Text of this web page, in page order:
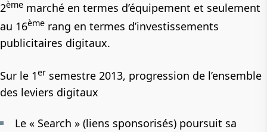
2ème marché en termes d’équipement et seulement
au 16ème rang en termes d’investissements
publicitaires digitaux.
Sur le 1er semestre 2013, progression de l’ensemble
des leviers digitaux
Le « Search » (liens sponsorisés) poursuit sa